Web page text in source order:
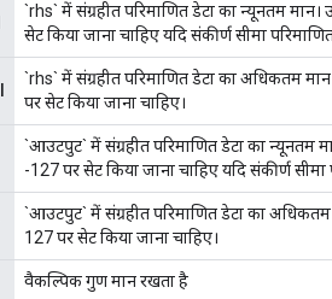
`rhs` में संग्रहीत परिमाणित डेटा का न्यूनतम
सेट किया जाना चाहिए यदि संकीर्ण सीमा
`rhs` में संग्रहीत परिमाणित डेटा का अधिकतम
पर सेट किया जाना चाहिए।
`आउटपुट` में संग्रहीत परिमाणित डेटा का न्यूनतम
-127 पर सेट किया जाना चाहिए यदि संकीर्ण सीमा
`आउटपुट` में संग्रहीत परिमाणित डेटा का
127 पर सेट किया जाना चाहिए।
वैकल्पिक गुण मान रखता है